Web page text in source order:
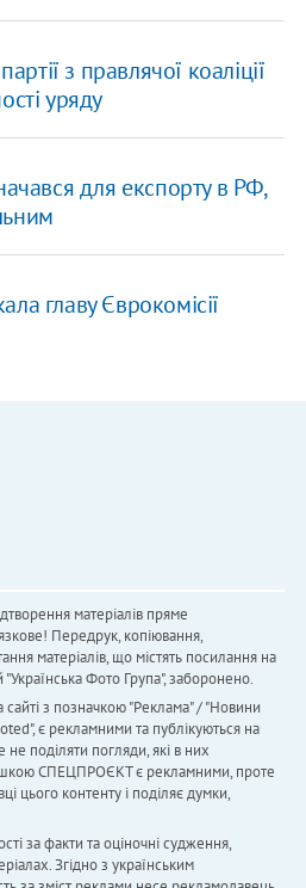
з правлячої коаліції
уряду
для експорту в РФ,
главу Єврокомісії
матеріалів пряме
Передрук, копіювання,
матеріалів, що містять посилання на
Фото Група", заборонено.
сайті з позначкою "Реклама" / "Новини
є рекламними та публікуються на
поділяти погляди, які в них
СПЕЦПРОЄКТ є рекламними, проте
цього контенту і поділяє думки,
за факти та оціночні судження,
Згідно з українським